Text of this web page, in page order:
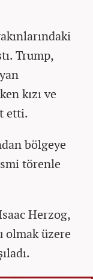
Trump,
kızı ve
etti.
bölgeye
törenle
Herzog,
olmak üzere